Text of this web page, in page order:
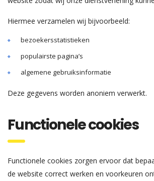
Hiermee verzamelen wij bijvoorbeeld:
bezoekersstatistieken
populairste pagina’s
algemene gebruiksinformatie
Deze gegevens worden anoniem verwerkt.
Functionele cookies
Functionele cookies zorgen ervoor dat
de website correct werken en voorkeuren